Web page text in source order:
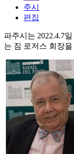
주시
편집
파주시는 2022.4.7
는 짐 로저스 회장